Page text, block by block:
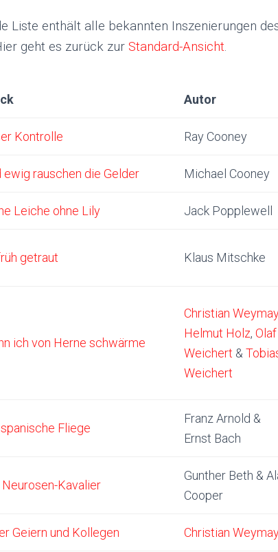
Liste enthält alle bekannten Inszenierungen
geht es zurück zur Standard-Ansicht.
Autor
Kontrolle Ray Cooney
ewig rauschen die Gelder Michael Cooney
Leiche ohne Lily Jack Popplewell
getraut Klaus Mitschke
ich von Herne schwärme
Christian
Helmut Holz, Olaf
Weichert &
Weichert
Fliege
Franz Arnold &
Ernst Bach
Neurosen-Kavalier
Gunther Beth &
Cooper
Geiern und Kollegen Christian